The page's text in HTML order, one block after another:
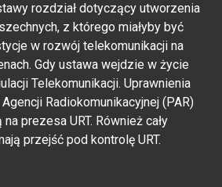
rozdział dotyczący utworzenia
z którego miałyby być
w rozwój telekomunikacji na
Gdy ustawa wejdzie w życie
Telekomunikacji. Uprawnienia
Radiokomunikacyjnej (PAR)
prezesa URT. Również cały
przejść pod kontrolę URT.